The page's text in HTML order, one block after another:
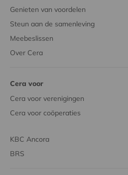
Genieten van voordelen
Steun aan de samenleving
Meebeslissen
Over Cera
Cera voor
Cera voor verenigingen
Cera voor coöperaties
KBC Ancora
BRS